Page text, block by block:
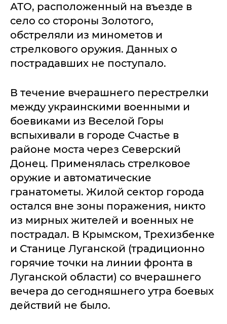
АТО, расположенный на въезде в
село со стороны Золотого,
обстреляли из минометов и
стрелкового оружия. Данных о
пострадавших не поступало.
В течение вчерашнего перестрелки
между украинскими военными и
боевиками из Веселой Горы
вспыхивали в городе Счастье в
районе моста через Северский
Донец. Применялась стрелковое
оружие и автоматические
гранатометы. Жилой сектор города
остался вне зоны поражения, никто
из мирных жителей и военных не
пострадал. В Крымском, Трехизбенке
и Станице Луганской (традиционно
горячие точки на линии фронта в
Луганской области) со вчерашнего
вечера до сегодняшнего утра боевых
действий не было.